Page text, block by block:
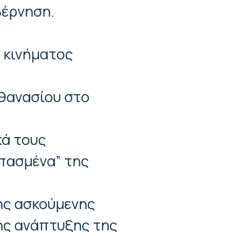
στο
τους
της
ασκούμενης
ανάπτυξης της